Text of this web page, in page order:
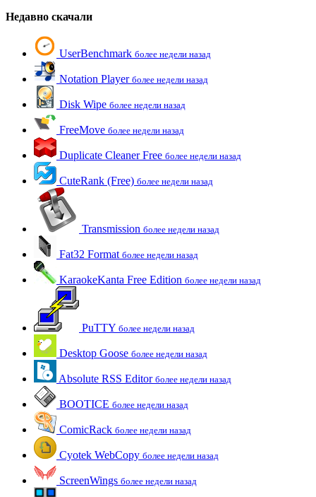
Недавно скачали
UserBenchmark более недели назад
Notation Player более недели назад
Disk Wipe более недели назад
FreeMove более недели назад
Duplicate Cleaner Free более недели назад
CuteRank (Free) более недели назад
Transmission более недели назад
Fat32 Format более недели назад
KaraokeKanta Free Edition более недели назад
PuTTY более недели назад
Desktop Goose более недели назад
Absolute RSS Editor более недели назад
BOOTICE более недели назад
ComicRack более недели назад
Cyotek WebCopy более недели назад
ScreenWings более недели назад